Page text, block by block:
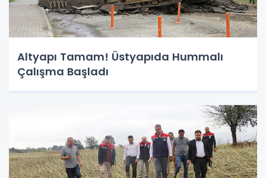
Altyapı Tamam! Üstyapıda Hummalı
Çalışma Başladı